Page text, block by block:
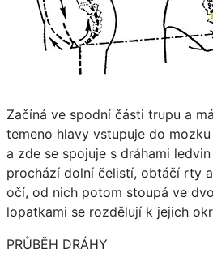
Začíná ve spodní části trupu a
temeno hlavy vstupuje do
a zde se spojuje s dráhami
prochází dolní čelistí, obtáčí rty
očí, od nich potom stoupá ve
lopatkami se rozdělují k jejich
PRŮBĚH DRÁHY